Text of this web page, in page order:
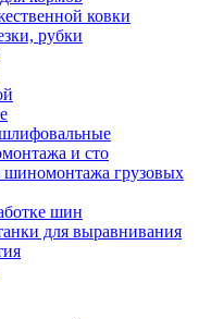
ковки
рубки
и сто
шиномонтажа грузовых
шин
для выравнивания